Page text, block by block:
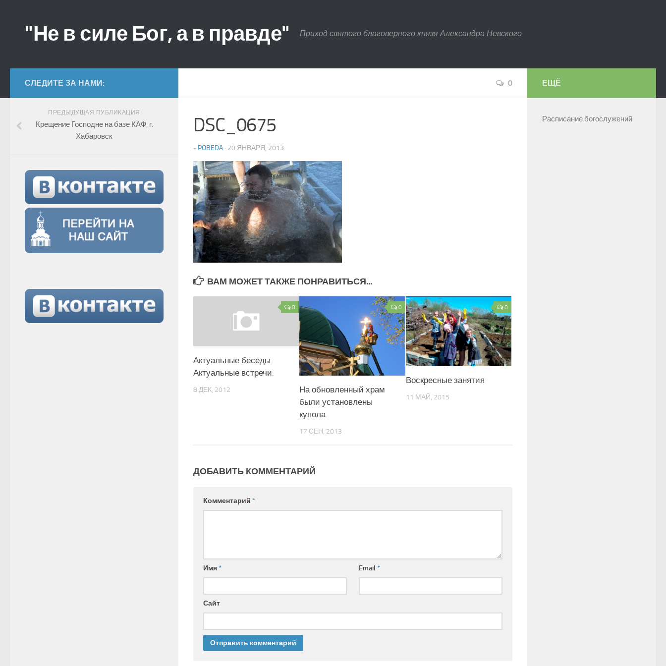
"Не в силе Бог, а в правде" Приход святого благоверного князя Александра Невского
0
DSC_0675
- POBEDA · 20 ЯНВАРЯ, 2013
ВАМ МОЖЕТ ТАКЖЕ ПОНРАВИТЬСЯ...
0
Актуальные беседы.
Актуальные встречи.
8 ДЕК, 2012
0
На обновленный храм
были установлены
купола.
17 СЕН, 2013
0
Воскресные занятия
11 МАЙ, 2015
ДОБАВИТЬ КОММЕНТАРИЙ
Комментарий *
Имя* Email*
Сайт
СЛЕДИТЕ ЗА НАМИ:
ПРЕДЫДУЩАЯ ПУБЛИКАЦИЯ
Крещение Господне на базе КАФ, г.
Хабаровск
ЕЩЁ
Расписание богослужений